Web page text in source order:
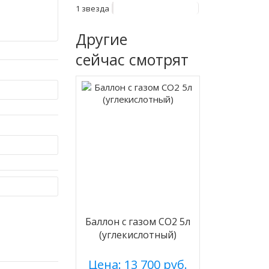
1 звезда
Другие
сейчас смотрят
Баллон с газом CO2 5л
(углекислотный)
Цена: 13 700 руб.